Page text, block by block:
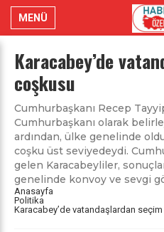
MENÜ
Karacabey’de
coşkusu
Cumhurbaşkanı Recep
Cumhurbaşkanı olarak
ardından, ülke genelinde
coşku üst seviyedeydi.
gelen Karacabeyliler,
genelinde konvoy ve sevgi
Anasayfa
Politika
Karacabey’de vatandaşlardan